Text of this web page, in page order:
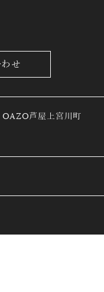
せ
芦屋上宮川町